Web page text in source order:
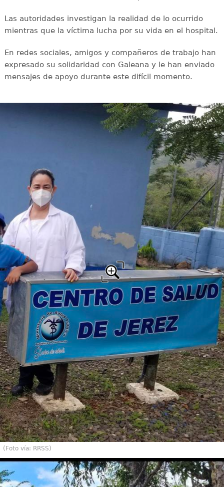
Las autoridades investigan la realidad de lo ocurrido
mientras que la víctima lucha por su vida en el hospital.
En redes sociales, amigos y compañeros de trabajo han
expresado su solidaridad con Galeana y le han enviado
mensajes de apoyo durante este difícil momento.
(Foto vía: RRSS)